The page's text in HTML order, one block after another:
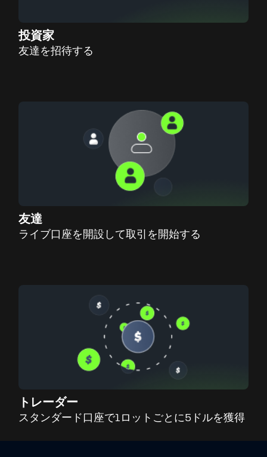
投資家
友達を招待する
友達
ライブ口座を開設して取引を開始する
トレーダー
スタンダード口座で1ロットごとに5ドルを獲得